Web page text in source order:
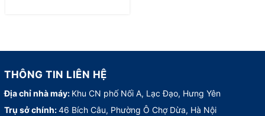
THÔNG TIN LIÊN HỆ
Địa chỉ nhà máy: Khu CN phố Nối A, Lạc Đạo, Hưng Yên
Trụ sở chính:46 Bích Câu, Phường Ô Chợ Dừa, Hà Nội